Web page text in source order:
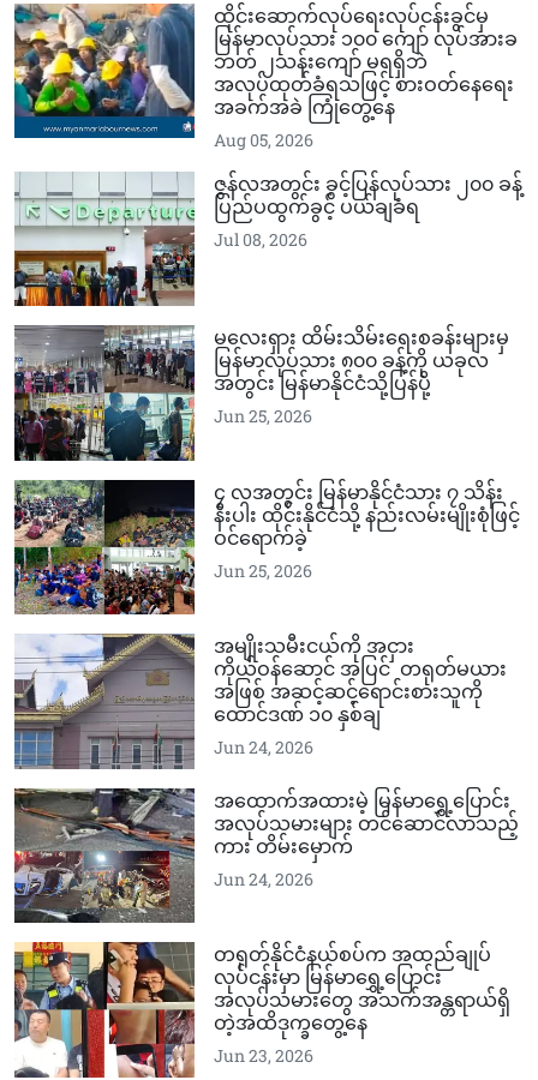
ထိုင်းဆောက်လုပ်ရေးလုပ်ငန်းခွင်မှ
မြန်မာလုပ်သား ၁၀၀ ကျော် လုပ်အားခ
ဘတ် ၂သန်းကျော် မရရှိဘဲ
အလုပ်ထုတ်ခံရသဖြင့် စားဝတ်နေရေး
အခက်အခဲ ကြုံတွေ့နေ
Aug 05, 2026
ဇွန်လအတွင်း ခွင့်ပြန်လုပ်သား ၂၀၀ ခန့်
ပြည်ပထွက်ခွင့် ပယ်ချခံရ
Jul 08, 2026
မလေးရှား ထိမ်းသိမ်းရေးစခန်းများမှ
မြန်မာလုပ်သား ၈၀၀ ခန့်ကို ယခုလ
အတွင်း မြန်မာနိုင်ငံသို့ပြန်ပို့
Jun 25, 2026
၄ လအတွင်း မြန်မာနိုင်ငံသား ၇ သိန်း
နီးပါး ထိုင်းနိုင်ငံသို့ နည်းလမ်းမျိုးစုံဖြင့်
ဝင်ရောက်ခဲ့
Jun 25, 2026
အမျိုးသမီးငယ်ကို အငှား
ကိုယ်ဝန်ဆောင် အပြင် တရုတ်မယား
အဖြစ် အဆင့်ဆင့်ရောင်းစားသူကို
ထောင်ဒဏ် ၁၀ နှစ်ချ
Jun 24, 2026
အထောက်အထားမဲ့ မြန်မာရွှေ့ပြောင်း
အလုပ်သမားများ တင်ဆောင်လာသည့်
ကား တိမ်းမှောက်
Jun 24, 2026
တရုတ်နိုင်ငံနယ်စပ်က အထည်ချုပ်
လုပ်ငန်းမှာ မြန်မာရွှေ့ပြောင်း
အလုပ်သမားတွေ အသက်အန္တရာယ်ရှိ
တဲ့အထိဒုက္ခတွေ့နေ
Jun 23, 2026